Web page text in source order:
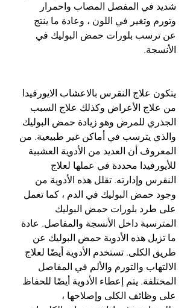
شديد في المفصل المصاب واحمرار
وتورم وتغير في اللون ، وعادة ما ينتج
عن ترسب بلورات حمض البوليك في
الأنسجة.
يتكون علاج النقرس بالاعشاب الايورفيدا
من علاج الأعراض وكذلك علاج السبب
الجذري للمرض وهو زيادة حمض البوليك
والذي يترسب في أماكن غير طبيعية. من
المعروف أن العديد من الأدوية العشبية
للأيورفيدا محددة في عملها لعلاج
النقرس وإدارته. تقلل هذه الأدوية من
وجود حمض البوليك في الدم ، كما تعمل
على طرد بلورات حمض البوليك
المترسبة داخل الأنسجة والمفاصل. عادة
ما تزيل هذه الأدوية حمض البوليك عن
طريق الكلى. تستخدم الأدوية أيضًا لعلاج
الالتهاب والتورم والألم في المفاصل
المختلفة. يتم إعطاء الأدوية أيضًا للحفاظ
على وظائف الكلى وإصلاحها ،